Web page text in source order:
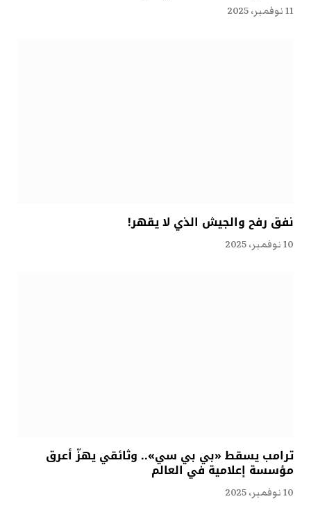
11 نوفمبر، 2025
نفق رفح والجيش الذي لا يقهر!
10 نوفمبر، 2025
ترامب يسقط «بي بي سي».. وثائقي يهزّ أعرق
مؤسسة إعلامية في العالم
10 نوفمبر، 2025